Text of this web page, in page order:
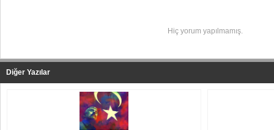
Hiç yorum yapılmamış.
Diğer Yazılar